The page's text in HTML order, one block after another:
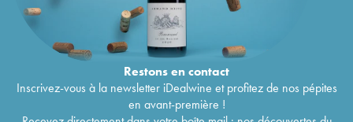
Restons encontact
Inscrivez-vous à la newsletter iDealwine et profitez de nos pépites
en avant-première !